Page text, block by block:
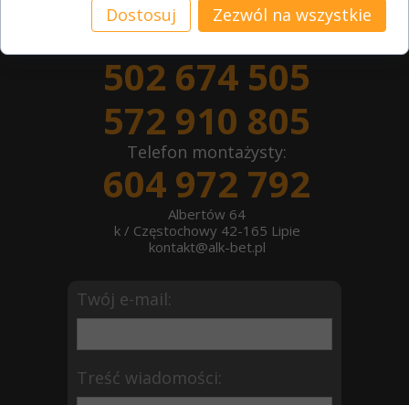
502 674 505
572 910 805
Telefon montażysty:
604 972 792
Albertów 64
k / Częstochowy 42-165 Lipie
kontakt@alk-bet.pl
Twój e-mail:
Treść wiadomości:
Dostosuj Zezwól na wszystkie